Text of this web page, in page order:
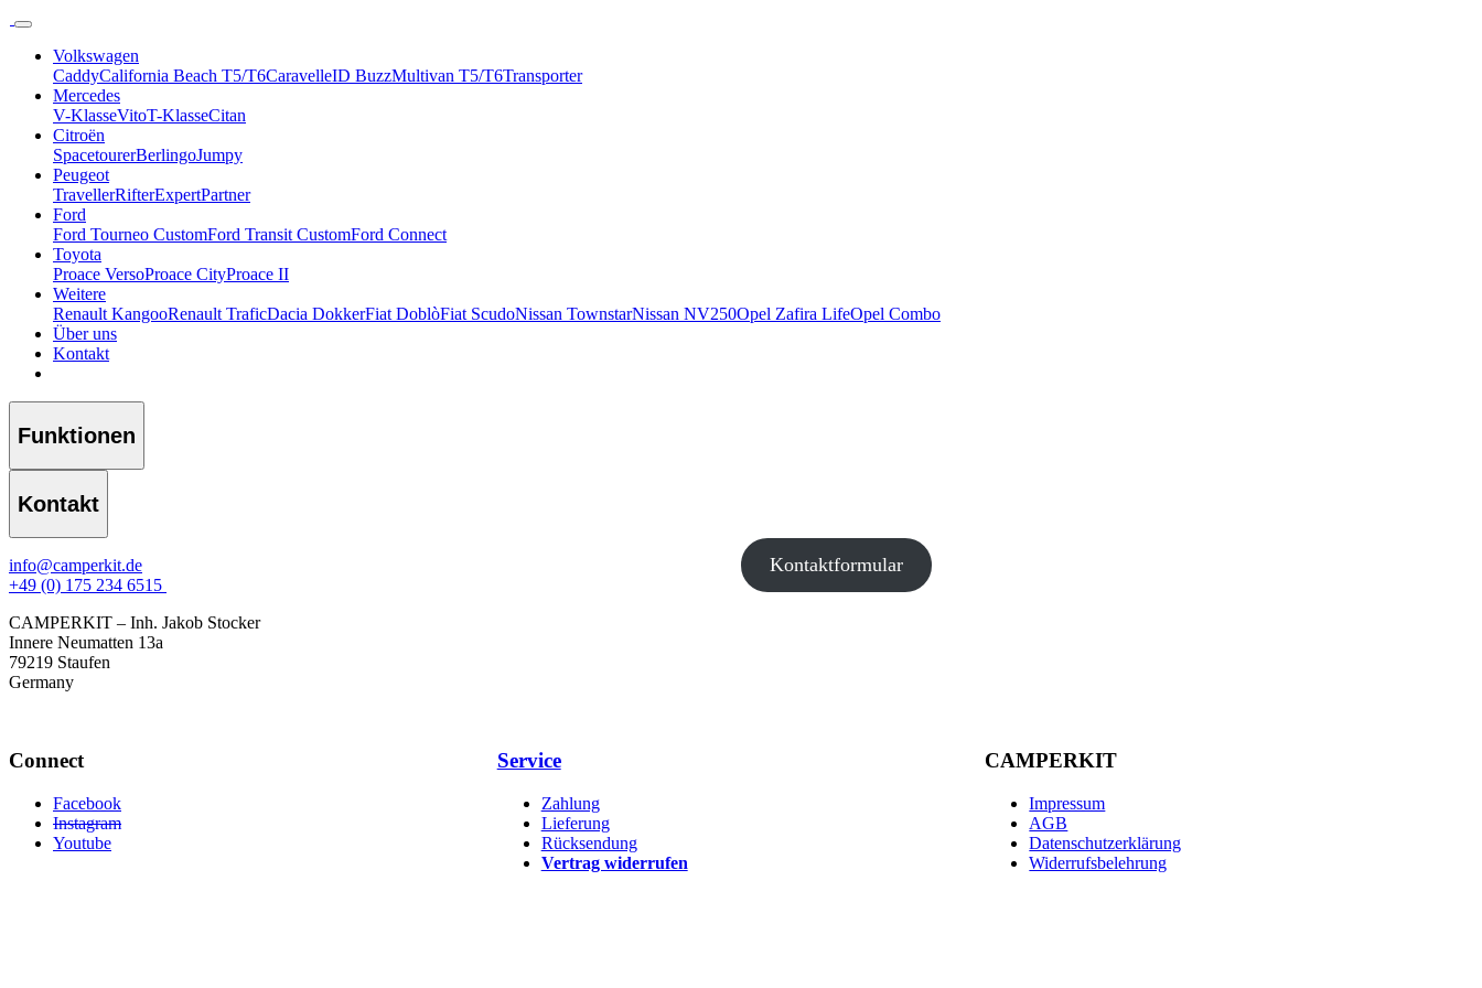
Volkswagen
CaddyCalifornia Beach T5/T6CaravelleID BuzzMultivan T5/T6Transporter
Mercedes
V-KlasseVitoT-KlasseCitan
Citroën
SpacetourerBerlingoJumpy
Peugeot
TravellerRifterExpertPartner
Ford
Ford Tourneo CustomFord Transit CustomFord Connect
Toyota
Proace VersoProace CityProace II
Weitere
Renault KangooRenault TraficDacia DokkerFiat DoblòFiat ScudoNissan TownstarNissan NV250Opel Zafira LifeOpel Combo
Über uns
Kontakt
Funktionen
Kontakt
info@camperkit.de
+49 (0) 175 234 6515
CAMPERKIT – Inh. Jakob Stocker
Innere Neumatten 13a
79219 Staufen
Germany
Kontaktformular
Connect
Facebook
Instagram
Youtube
Service
Zahlung
Lieferung
Rücksendung
Vertrag widerrufen
CAMPERKIT
Impressum
AGB
Datenschutzerklärung
Widerrufsbelehrung